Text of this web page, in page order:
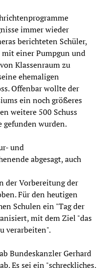
immer wieder
berichteten Schüler,
mit einer Pumpgun und
Klassenraum zu
ehemaligen
Offenbar wollte der
ein noch größeres
weitere 500 Schuss
wurden.
und
abgesagt, auch
der Vorbereitung der
Für den heutigen
Schulen ein "Tag der
mit dem Ziel "das
verarbeiten".
Bundeskanzler Gerhard
Es sei ein "schreckliches,